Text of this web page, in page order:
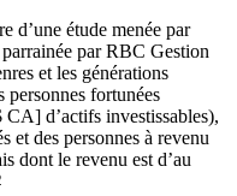
d’une étude menée par
par RBC Gestion
et les générations
personnes fortunées
d’actifs investissables),
et des personnes à revenu
dont le revenu est d’au